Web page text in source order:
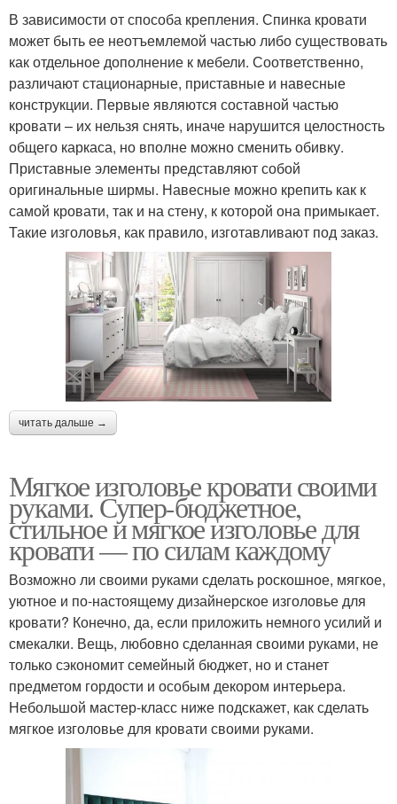
В зависимости от способа крепления. Спинка кровати
может быть ее неотъемлемой частью либо существовать
как отдельное дополнение к мебели. Соответственно,
различают стационарные, приставные и навесные
конструкции. Первые являются составной частью
кровати – их нельзя снять, иначе нарушится целостность
общего каркаса, но вполне можно сменить обивку.
Приставные элементы представляют собой
оригинальные ширмы. Навесные можно крепить как к
самой кровати, так и на стену, к которой она примыкает.
Такие изголовья, как правило, изготавливают под заказ.
читать дальше →
Мягкое изголовье кровати своими
руками. Супер-бюджетное,
стильное и мягкое изголовье для
кровати — по силам каждому
Возможно ли своими руками сделать роскошное, мягкое,
уютное и по-настоящему дизайнерское изголовье для
кровати? Конечно, да, если приложить немного усилий и
смекалки. Вещь, любовно сделанная своими руками, не
только сэкономит семейный бюджет, но и станет
предметом гордости и особым декором интерьера.
Небольшой мастер-класс ниже подскажет, как сделать
мягкое изголовье для кровати своими руками.